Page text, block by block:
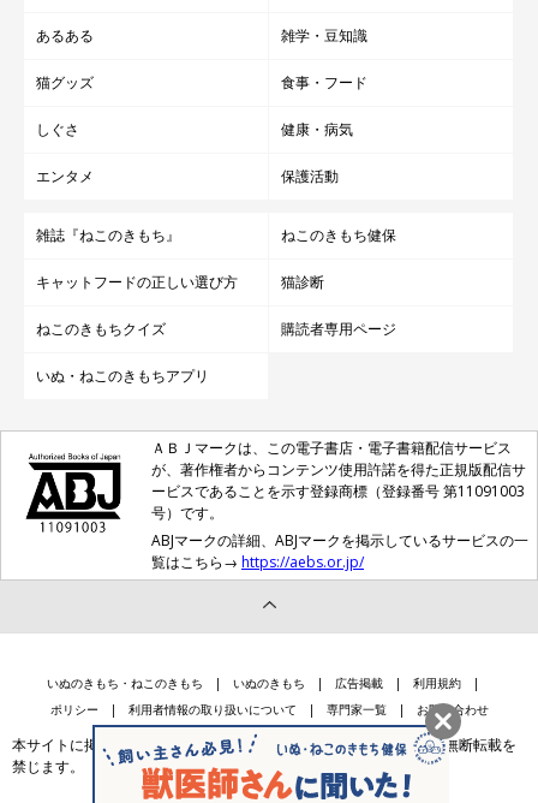
あるある 雑学・豆知識
猫グッズ 食事・フード
しぐさ 健康・病気
エンタメ 保護活動
雑誌『ねこのきもち』 ねこのきもち健保
キャットフードの正しい選び方 猫診断
ねこのきもちクイズ 購読者専用ページ
いぬ・ねこのきもちアプリ
ＡＢＪマークは、この電子書店・電子書籍配信サービス
が、著作権者からコンテンツ使用許諾を得た正規版配信サ
ービスであることを示す登録商標（登録番号 第11091003
号）です。
ABJマークの詳細、ABJマークを掲示しているサービスの一
覧はこちら→ https://aebs.or.jp/
いぬのきもち・ねこのきもち いぬのきもち 広告掲載
利用規約
ポリシー
利用者情報の取り扱いについて 専門家一覧 お問い合わせ
本サイトに掲載されている記事・写真・イラスト等のコンテンツの無断転載を
禁じます。